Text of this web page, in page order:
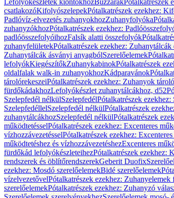
Lefolyókészletek kiöntőkhözBűzzárakPótalkatrészek
csatlakozóKifolyószelepekPótalkatrészek ezekhez:
Padlóvíz-elvezetés zuhanyokhozZuhanyfolyóka
zuhanyzókhozPótalkatrészek ezekhez:
padlóösszefolyóihozFalsík alatti összefolyók
zuhanyfelületekPótalkatrészek ezekhez:
Zuhanytálcák ásványi anyagbólSzerelőelemek
lefolyókKiegészítőkZuhanykabinokPótalkatrészek
oldalfalak walk-in zuhanyokhozKádparavánok
tárolórekeszeiPótalkatrészek ezekhez: Zuhanyok
fürdőkádakhozLefolyókészlet zuhanytálcákhoz, d52
Szelepfedél nélkülSzelepfedélPótalkatrészek ezekhez:
SzelepfedéllelSzelepfedél nélkülPótalkatrészek
zuhanytálcákhozSzelepfedél nélkülPótalkatrészek
működtetésselPótalkatrészek ezekhez: Excenteres
vízhozzávezetésselPótalkatrészek ezekhez:
működtetéshez és vízhozzávezetéshezExcenteres
fürdőkád lefolyókészleteihezPótalkatrészek ezekhez:
rendszerek és öblítőrendszerekGeberit Duofix
ezekhez: Mosdó szerelőelemekBidé szerelőelemek
vízelvezetővelPótalkatrészek ezekhez:
szerelőelemekPótalkatrészek ezekhez: Zuhanyzó